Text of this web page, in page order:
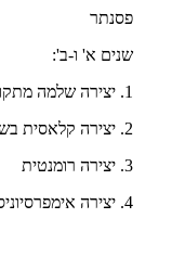
פסנתר
שנים א' ו-ב':
1. יצירה שלמה מתקופת הבארוק
2. יצירה קלאסית בשלמותה
3. יצירה רומנטית
4. יצירה אימפרסיוניסטית/ מאה עשרים / בת זמננו